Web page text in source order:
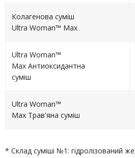
Колагенова суміш
Ultra Woman™ Max
Ultra Woman™
Max Антиоксидантна
суміш
Ultra Woman™
Max Трав'яна суміш
* Склад суміші №1: гідролізований